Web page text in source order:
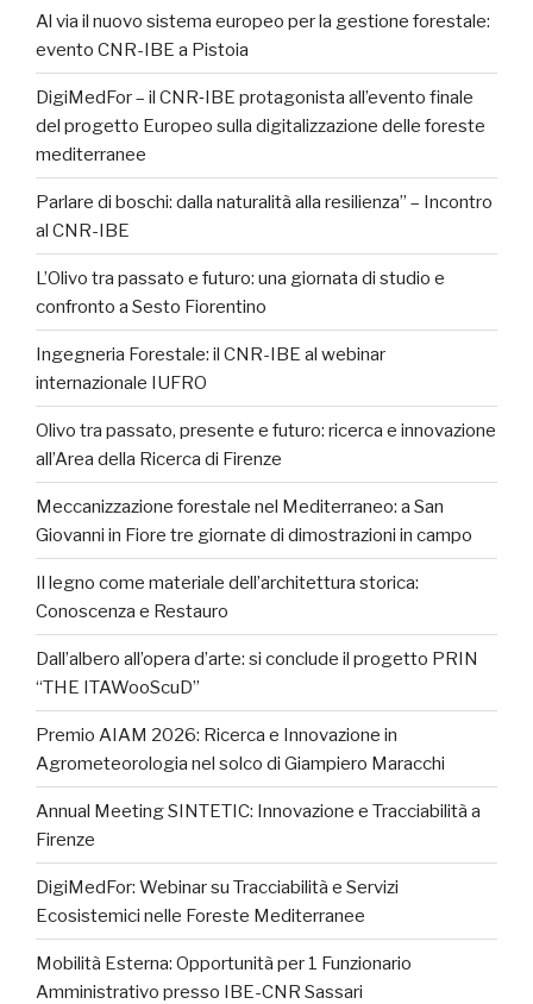
Al via il nuovo sistema europeo per la gestione forestale:
evento CNR-IBE a Pistoia
DigiMedFor – il CNR‑IBE protagonista all’evento finale
del progetto Europeo sulla digitalizzazione delle foreste
mediterranee
Parlare di boschi: dalla naturalità alla resilienza” – Incontro
al CNR-IBE
L’Olivo tra passato e futuro: una giornata di studio e
confronto a Sesto Fiorentino
Ingegneria Forestale: il CNR-IBE al webinar
internazionale IUFRO
Olivo tra passato, presente e futuro: ricerca e innovazione
all’Area della Ricerca di Firenze
Meccanizzazione forestale nel Mediterraneo: a San
Giovanni in Fiore tre giornate di dimostrazioni in campo
Il legno come materiale dell’architettura storica:
Conoscenza e Restauro
Dall’albero all’opera d’arte: si conclude il progetto PRIN
“THE ITAWooScuD”
Premio AIAM 2026: Ricerca e Innovazione in
Agrometeorologia nel solco di Giampiero Maracchi
Annual Meeting SINTETIC: Innovazione e Tracciabilità a
Firenze
DigiMedFor: Webinar su Tracciabilità e Servizi
Ecosistemici nelle Foreste Mediterranee
Mobilità Esterna: Opportunità per 1 Funzionario
Amministrativo presso IBE-CNR Sassari